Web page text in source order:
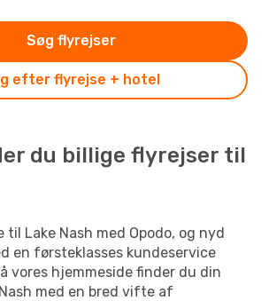
efter flyrejse + hotel
Søg flyrejser
du billige flyrejser til
til Lake Nash med Opodo, og nyd
en førsteklasses kundeservice
vores hjemmeside finder du din
med en bred vifte af